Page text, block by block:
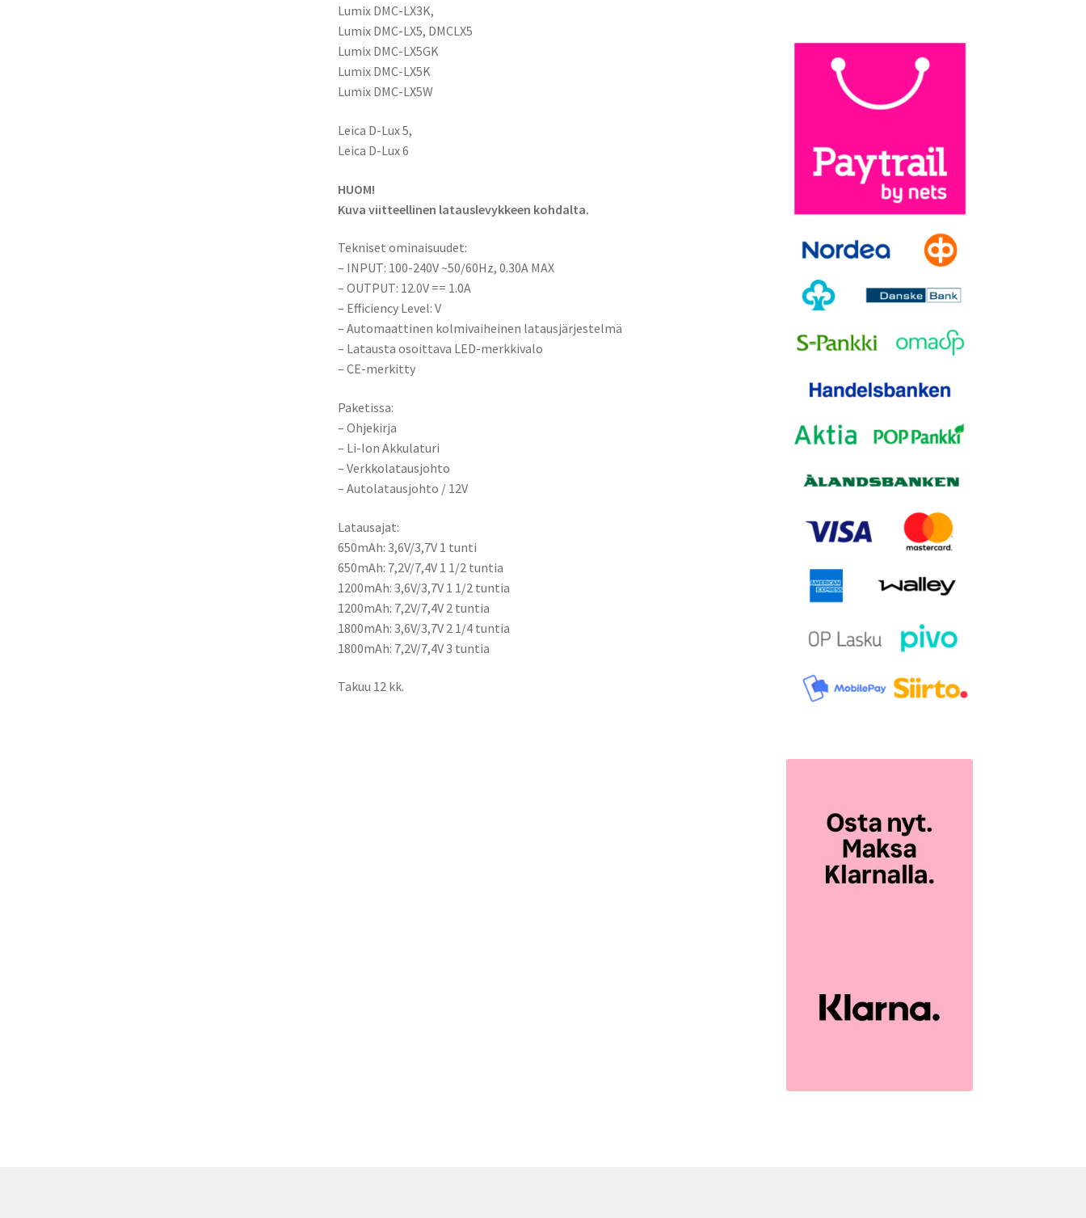
Lumix DMC-LX3K,
Lumix DMC-LX5, DMCLX5
Lumix DMC-LX5GK
Lumix DMC-LX5K
Lumix DMC-LX5W
Leica D-Lux 5,
Leica D-Lux 6
HUOM!
Kuva viitteellinen latauslevykkeen kohdalta.
Tekniset ominaisuudet:
– INPUT: 100-240V ~50/60Hz, 0.30A MAX
– OUTPUT: 12.0V == 1.0A
– Efficiency Level: V
– Automaattinen kolmivaiheinen latausjärjestelmä
– Latausta osoittava LED-merkkivalo
– CE-merkitty
Paketissa:
– Ohjekirja
– Li-Ion Akkulaturi
– Verkkolatausjohto
– Autolatausjohto / 12V
Latausajat:
650mAh: 3,6V/3,7V 1 tunti
650mAh: 7,2V/7,4V 1 1/2 tuntia
1200mAh: 3,6V/3,7V 1 1/2 tuntia
1200mAh: 7,2V/7,4V 2 tuntia
1800mAh: 3,6V/3,7V 2 1/4 tuntia
1800mAh: 7,2V/7,4V 3 tuntia
Takuu 12 kk.